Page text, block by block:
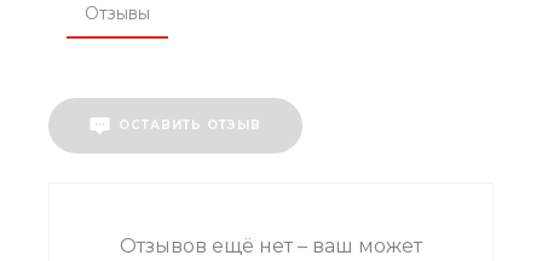
Отзывы
ОСТАВИТЬ ОТЗЫВ
Отзывов ещё нет – ваш может